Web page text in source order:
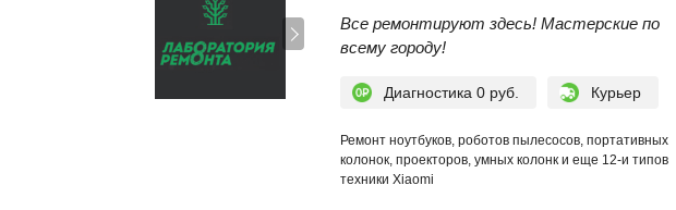
Все ремонтируют здесь! Мастерские по
всему городу!
Диагностика 0 руб. Курьер
Ремонт ноутбуков, роботов пылесосов, портативных
колонок, проекторов, умных колонк и еще 12-и типов
техники Xiaomi